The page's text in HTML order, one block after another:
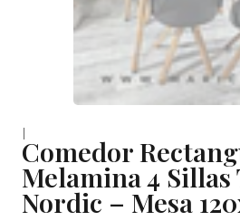
|
Comedor
Melamina 4 Sillas
Nordic – Mesa